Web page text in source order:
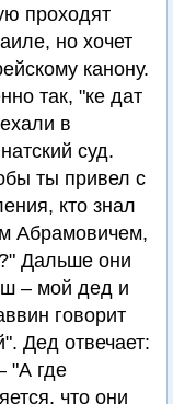
проходят
но хочет
канону.
так, "ке дат
в
суд.
ты привел с
кто знал
Абрамовичем,
Дальше они
– мой дед и
говорит
Дед отвечает:
"А где
что они